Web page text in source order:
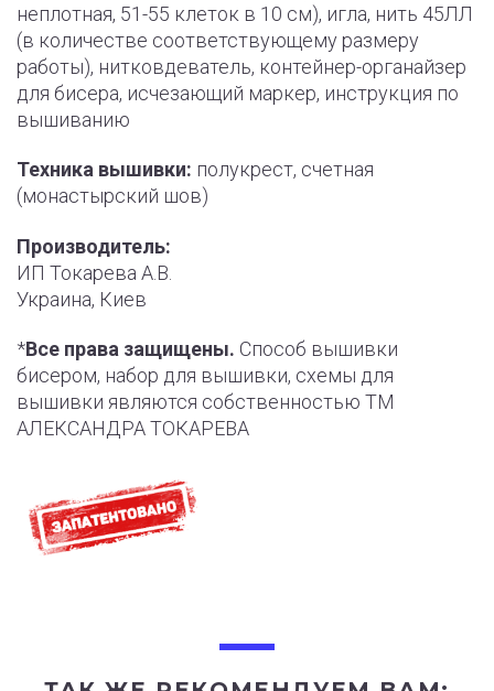
неплотная, 51-55 клеток в 10 см), игла, нить 45ЛЛ
(в количестве соответствующему размеру
работы), нитковдеватель, контейнер-органайзер
для бисера, исчезающий маркер, инструкция по
вышиванию
Техника вышивки: полукрест, счетная
(монастырский шов)
Производитель:
ИП Токарева А.В.
Украина, Киев
*Все права защищены. Способ вышивки
бисером, набор для вышивки, схемы для
вышивки являются собственностью ТМ
АЛЕКСАНДРА ТОКАРЕВА